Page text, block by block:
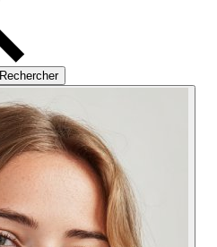
Rechercher